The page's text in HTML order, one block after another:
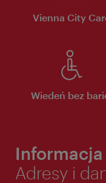
Vienna City
Wiedeń bez
Adresy i